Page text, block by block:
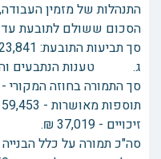
התנהלות של מזמין
הסכום ששולם לתובעת עד היום
סך תביעות התובעת: 323,841 אלף ₪.
ג. טענות הנתבעים
סך התמורה בחוזה המקורי - 1,720,000 ₪.
תוספות מאושרות - 159,453 ₪.
זיכויים - 37,019 ₪.
סה"כ תמורה על כלל הבנייה - 1,842,434